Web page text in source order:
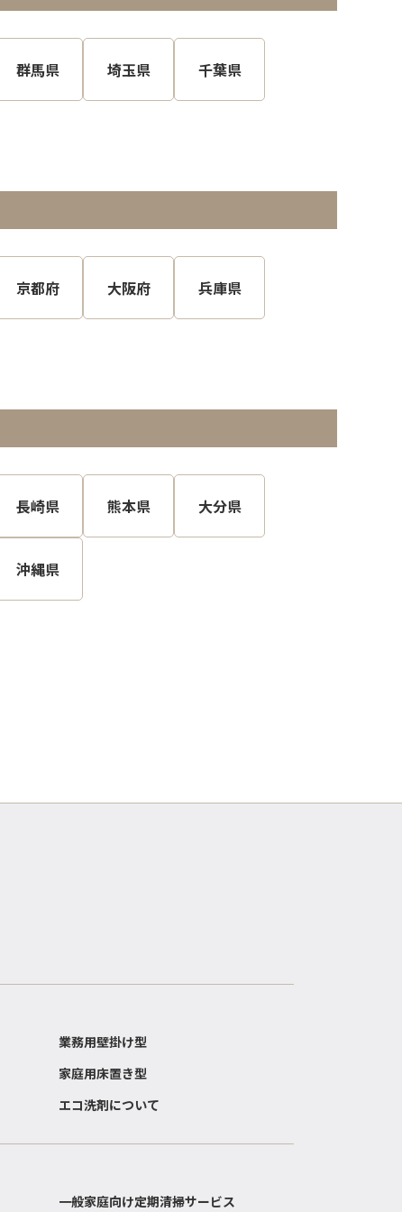
群馬県 埼玉県 千葉県
京都府 大阪府 兵庫県
長崎県 熊本県 大分県
沖縄県
業務用壁掛け型
家庭用床置き型
エコ洗剤について
一般家庭向け定期清掃サービス